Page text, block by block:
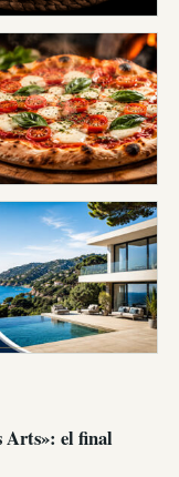
Arts»: el final